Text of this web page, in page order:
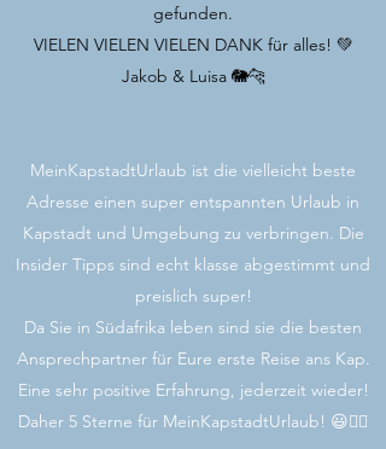
gefunden.
VIELEN VIELEN VIELEN DANK für alles! 💚
Jakob & Luisa 🐘🐆
MeinKapstadtUrlaub ist die vielleicht beste
Adresse einen super entspannten Urlaub in
Kapstadt und Umgebung zu verbringen. Die
Insider Tipps sind echt klasse abgestimmt und
preislich super!
Da Sie in Südafrika leben sind sie die besten
Ansprechpartner für Eure erste Reise ans Kap.
Eine sehr positive Erfahrung, jederzeit wieder!
Daher 5 Sterne für MeinKapstadtUrlaub! 😃👍🏻